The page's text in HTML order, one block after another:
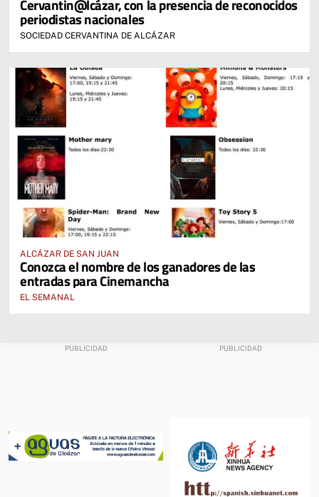
Cervantin@lcázar, con la presencia de reconocidos
periodistas nacionales
SOCIEDAD CERVANTINA DE ALCÁZAR
ALCÁZAR DE SAN JUAN
Conozca el nombre de los ganadores de las
entradas para Cinemancha
EL SEMANAL